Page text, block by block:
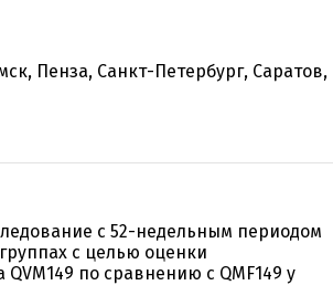
Пенза, Санкт-Петербург, Саратов,
с 52-недельным периодом
с целью оценки
по сравнению c QMF149 у